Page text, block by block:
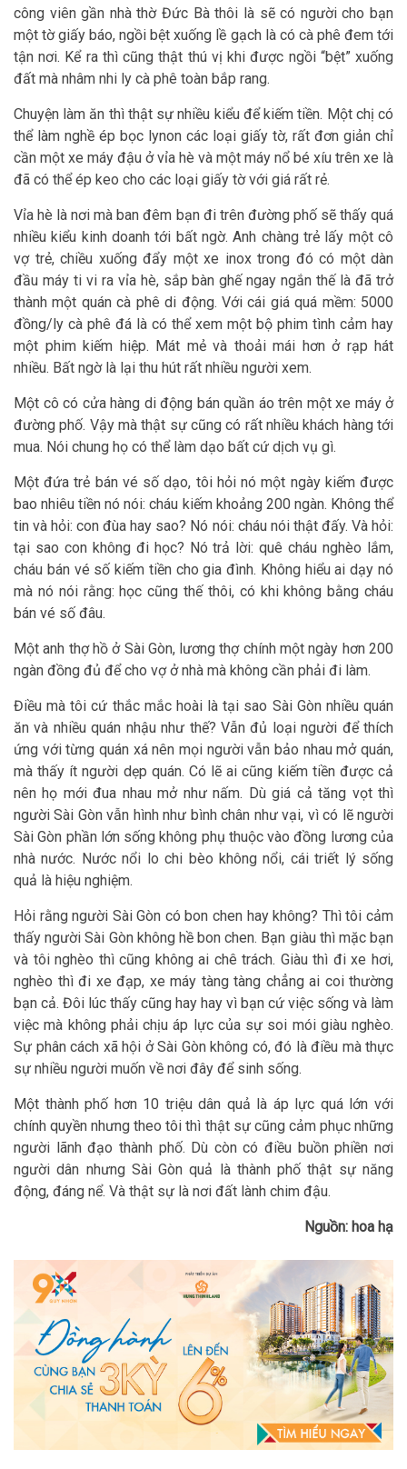
công viên gần nhà thờ Đức Bà thôi là sẽ có người cho bạn
một tờ giấy báo, ngồi bệt xuống lề gạch là có cà phê đem tới
tận nơi. Kể ra thì cũng thật thú vị khi được ngồi “bệt” xuống
đất mà nhâm nhi ly cà phê toàn bắp rang.
Chuyện làm ăn thì thật sự nhiều kiểu để kiếm tiền. Một chị có
thể làm nghề ép bọc lynon các loại giấy tờ, rất đơn giản chỉ
cần một xe máy đậu ở vỉa hè và một máy nổ bé xíu trên xe là
đã có thể ép keo cho các loại giấy tờ với giá rất rẻ.
Vỉa hè là nơi mà ban đêm bạn đi trên đường phố sẽ thấy quá
nhiều kiểu kinh doanh tới bất ngờ. Anh chàng trẻ lấy một cô
vợ trẻ, chiều xuống đẩy một xe inox trong đó có một dàn
đầu máy ti vi ra vỉa hè, sắp bàn ghế ngay ngắn thế là đã trở
thành một quán cà phê di động. Với cái giá quá mềm: 5000
đồng/ly cà phê đá là có thể xem một bộ phim tình cảm hay
một phim kiếm hiệp. Mát mẻ và thoải mái hơn ở rạp hát
nhiều. Bất ngờ là lại thu hút rất nhiều người xem.
Một cô có cửa hàng di động bán quần áo trên một xe máy ở
đường phố. Vậy mà thật sự cũng có rất nhiều khách hàng tới
mua. Nói chung họ có thể làm dạo bất cứ dịch vụ gì.
Một đứa trẻ bán vé số dạo, tôi hỏi nó một ngày kiếm được
bao nhiêu tiền nó nói: cháu kiếm khoảng 200 ngàn. Không thể
tin và hỏi: con đùa hay sao? Nó nói: cháu nói thật đấy. Và hỏi:
tại sao con không đi học? Nó trả lời: quê cháu nghèo lắm,
cháu bán vé số kiếm tiền cho gia đình. Không hiểu ai dạy nó
mà nó nói rằng: học cũng thế thôi, có khi không bằng cháu
bán vé số đâu.
Một anh thợ hồ ở Sài Gòn, lương thợ chính một ngày hơn 200
ngàn đồng đủ để cho vợ ở nhà mà không cần phải đi làm.
Điều mà tôi cứ thắc mắc hoài là tại sao Sài Gòn nhiều quán
ăn và nhiều quán nhậu như thế? Vẫn đủ loại người để thích
ứng với từng quán xá nên mọi người vẫn bảo nhau mở quán,
mà thấy ít người dẹp quán. Có lẽ ai cũng kiếm tiền được cả
nên họ mới đua nhau mở như nấm. Dù giá cả tăng vọt thì
người Sài Gòn vẫn hình như bình chân như vại, vì có lẽ người
Sài Gòn phần lớn sống không phụ thuộc vào đồng lương của
nhà nước. Nước nổi lo chi bèo không nổi, cái triết lý sống
quả là hiệu nghiệm.
Hỏi rằng người Sài Gòn có bon chen hay không? Thì tôi cảm
thấy người Sài Gòn không hề bon chen. Bạn giàu thì mặc bạn
và tôi nghèo thì cũng không ai chê trách. Giàu thì đi xe hơi,
nghèo thì đi xe đạp, xe máy tàng tàng chẳng ai coi thường
bạn cả. Đôi lúc thấy cũng hay hay vì bạn cứ việc sống và làm
việc mà không phải chịu áp lực của sự soi mói giàu nghèo.
Sự phân cách xã hội ở Sài Gòn không có, đó là điều mà thực
sự nhiều người muốn về nơi đây để sinh sống.
Một thành phố hơn 10 triệu dân quả là áp lực quá lớn với
chính quyền nhưng theo tôi thì thật sự cũng cảm phục những
người lãnh đạo thành phố. Dù còn có điều buồn phiền nơi
người dân nhưng Sài Gòn quả là thành phố thật sự năng
động, đáng nể. Và thật sự là nơi đất lành chim đậu.
Nguồn: hoa hạ